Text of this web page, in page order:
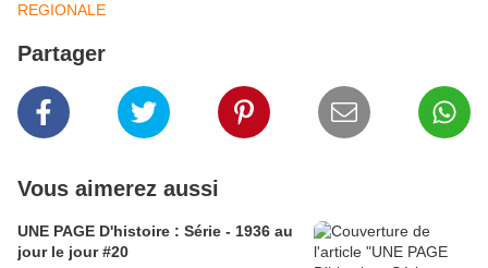
REGIONALE
Partager
Vous aimerez aussi
UNE PAGE D'histoire : Série - 1936 au
jour le jour #20